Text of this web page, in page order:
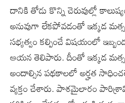
దానికి తోడు కొన్ని చెరువుల్లో
అనువుగా లేకపోవడంతో ఇక్కడ
సభ్యత్వం కల్పించే విషయంలో
ఆయన తెలిపారు. దీంతో ఇక్కడ
అందాల్సిన పథకాలలో అర్హత
వ్యక్తం చేశారు. పాశమైలారం